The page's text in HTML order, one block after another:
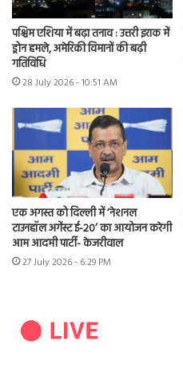
पश्चिम एशिया में बढ़ा तनाव : उत्तरी इराक में
ड्रोन हमले, अमेरिकी विमानों की बढ़ी
गतिविधि
28 July 2026 - 10:51 AM
एक अगस्त को दिल्ली में ‘नेशनल
टाउनहॉल अगेंस्ट ई-20’ का आयोजन करेगी
आम आदमी पार्टी- केजरीवाल
27 July 2026 - 6:29 PM